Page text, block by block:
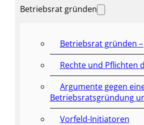
Betriebsrat gründen
Betriebsrat gründen
Rechte und Pflichten
Argumente gegen
Betriebsratsgründung
Vorfeld-Initiatoren